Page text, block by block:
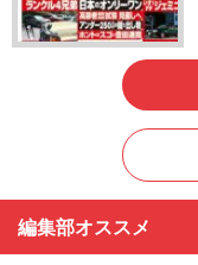
編集部オススメ